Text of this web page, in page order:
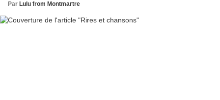
Par Lulu from Montmartre